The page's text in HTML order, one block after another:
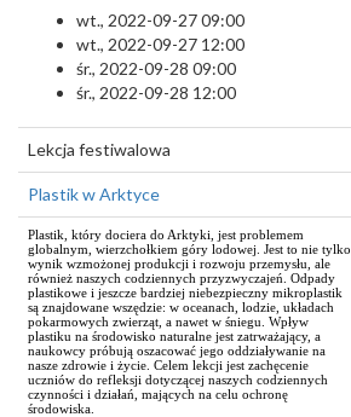
wt., 2022-09-27 09:00
wt., 2022-09-27 12:00
śr., 2022-09-28 09:00
śr., 2022-09-28 12:00
Lekcja festiwalowa
Plastik w Arktyce
Plastik, który dociera do Arktyki, jest problemem
globalnym, wierzchołkiem góry lodowej. Jest to nie tylko
wynik wzmożonej produkcji i rozwoju przemysłu, ale
również naszych codziennych przyzwyczajeń. Odpady
plastikowe i jeszcze bardziej niebezpieczny mikroplastik
są znajdowane wszędzie: w oceanach, lodzie, układach
pokarmowych zwierząt, a nawet w śniegu. Wpływ
plastiku na środowisko naturalne jest zatrważający, a
naukowcy próbują oszacować jego oddziaływanie na
nasze zdrowie i życie. Celem lekcji jest zachęcenie
uczniów do refleksji dotyczącej naszych codziennych
czynności i działań, mających na celu ochronę
środowiska.